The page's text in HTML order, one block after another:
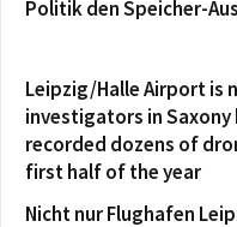
Politik den Speicher-
Leipzig/Halle Airport is
investigators in Saxony
recorded dozens of
first half of the year
Nicht nur Flughafen